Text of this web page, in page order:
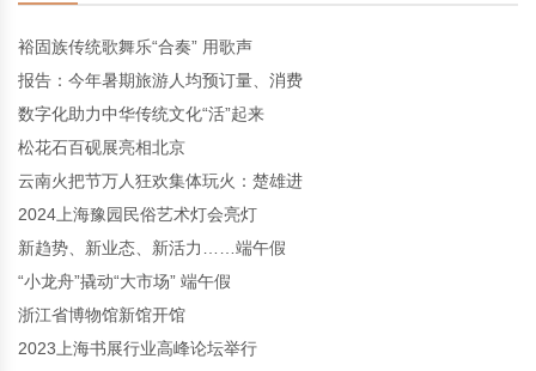
裕固族传统歌舞乐“合奏” 用歌声
报告：今年暑期旅游人均预订量、消费
数字化助力中华传统文化“活”起来
松花石百砚展亮相北京
云南火把节万人狂欢集体玩火：楚雄进
2024上海豫园民俗艺术灯会亮灯
新趋势、新业态、新活力……端午假
“小龙舟”撬动“大市场” 端午假
浙江省博物馆新馆开馆
2023上海书展行业高峰论坛举行